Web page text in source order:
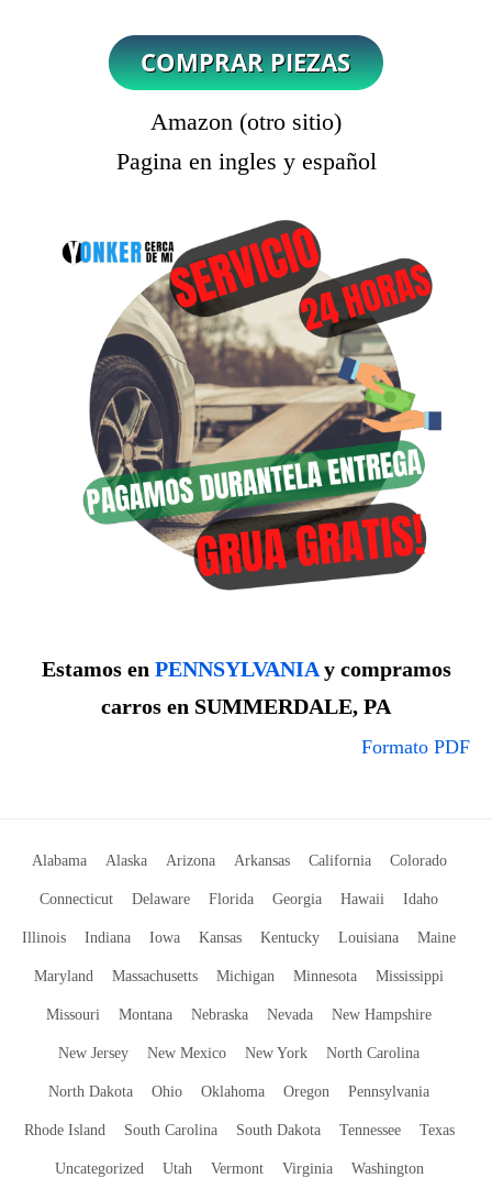
Amazon (otro sitio)
Pagina en ingles y español
Estamos en PENNSYLVANIAy compramos
carros en SUMMERDALE, PA
Formato PDF
Alabama Alaska Arizona Arkansas California Colorado
Connecticut Delaware Florida Georgia Hawaii Idaho
Illinois Indiana Iowa Kansas Kentucky Louisiana Maine
Maryland Massachusetts Michigan Minnesota Mississippi
Missouri Montana Nebraska Nevada New Hampshire
New Jersey New Mexico New York North Carolina
North Dakota Ohio Oklahoma Oregon Pennsylvania
Rhode Island South Carolina South Dakota Tennessee Texas
Uncategorized Utah Vermont Virginia Washington